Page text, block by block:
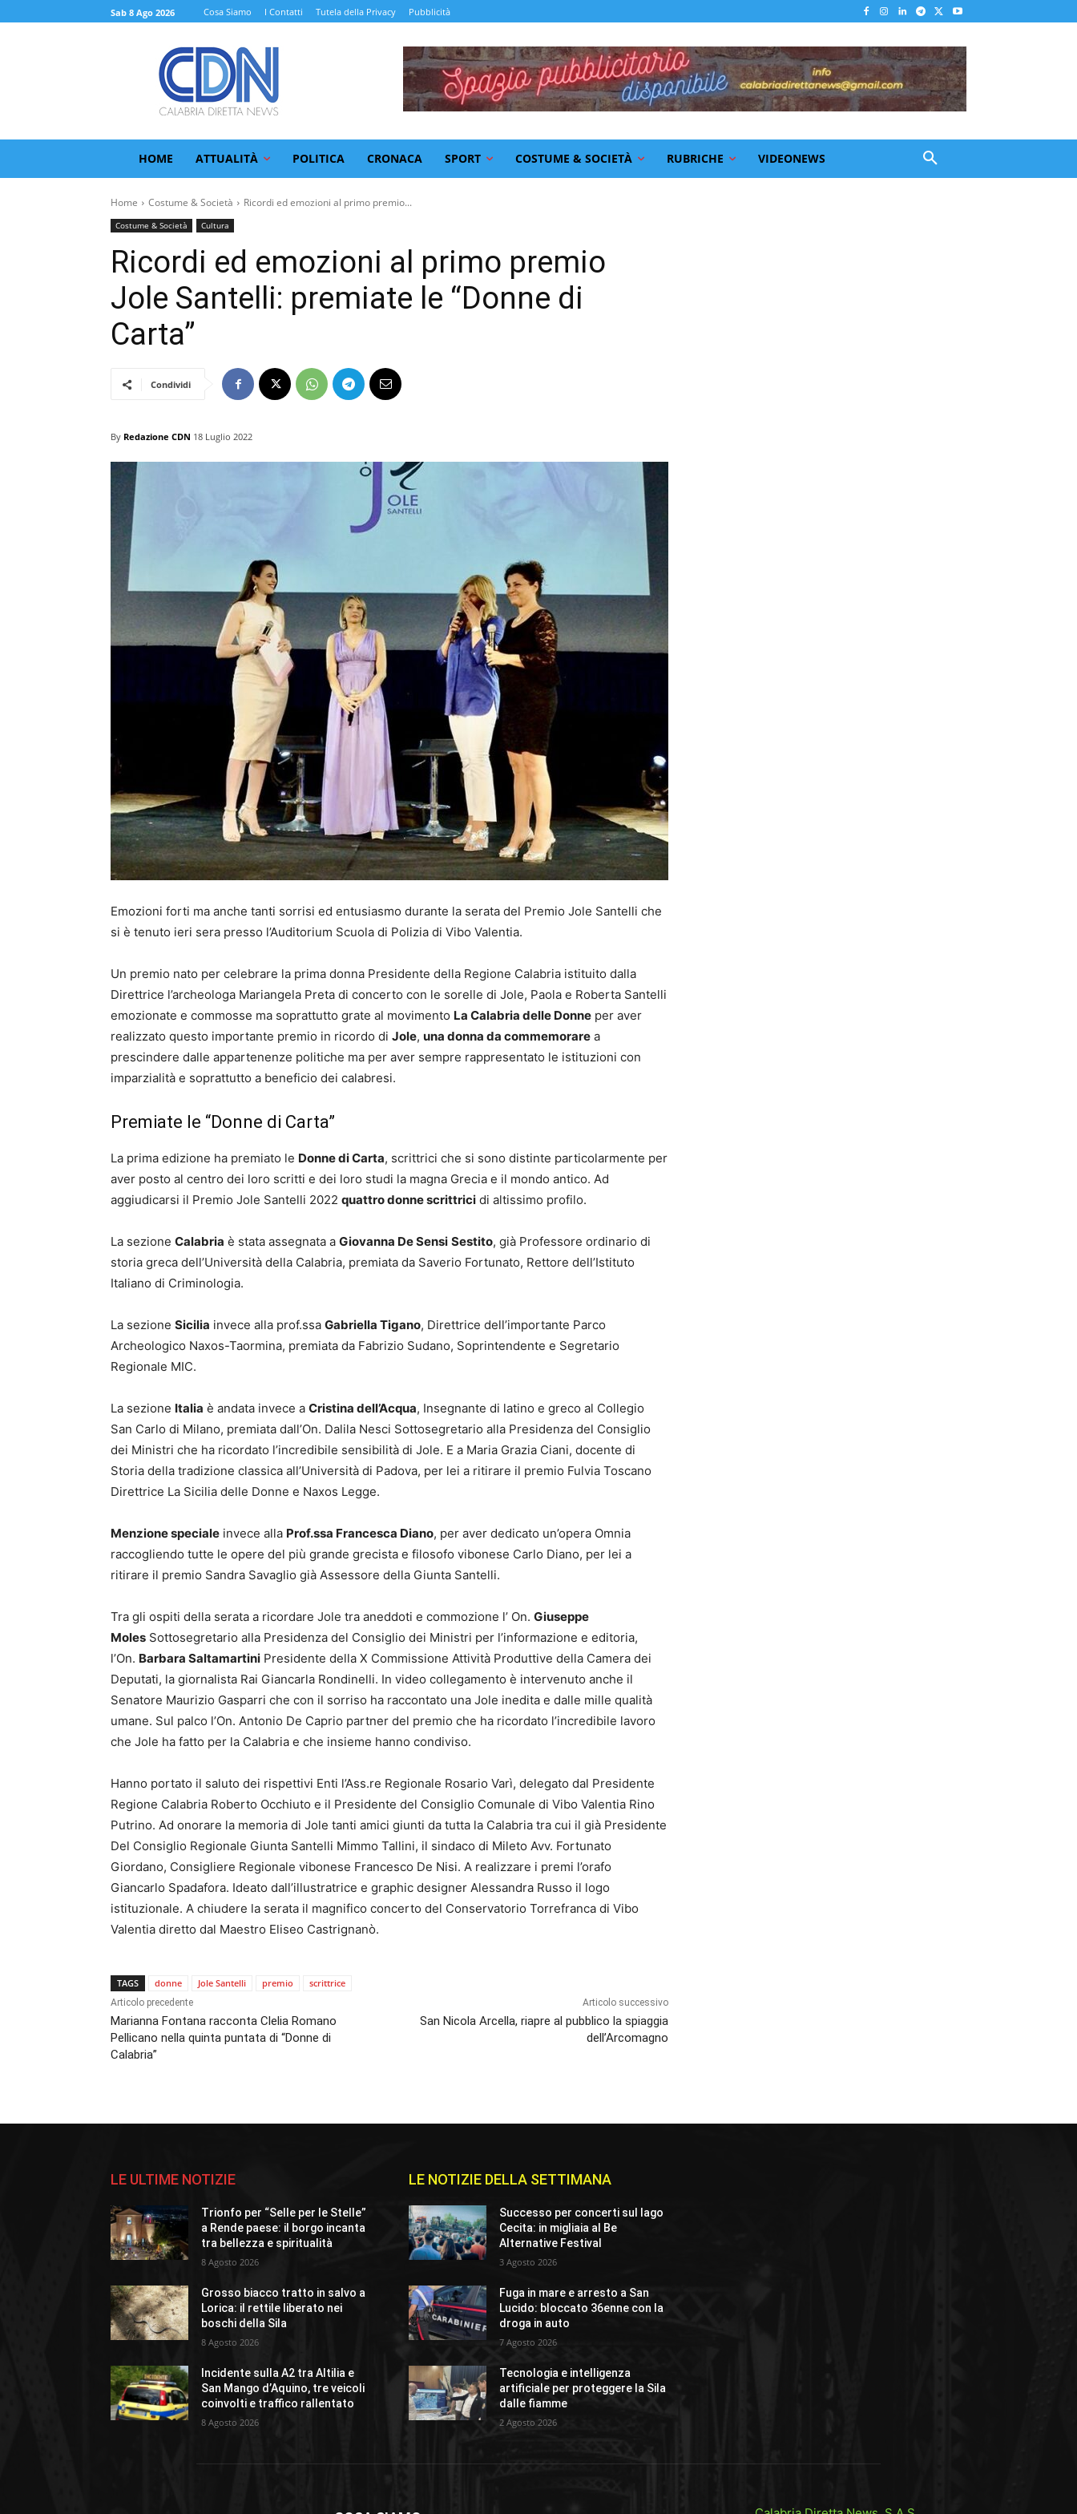
Sab 8 Ago 2026 Cosa Siamo I Contatti Tutela della Privacy Pubblicità
HOME ATTUALITÀ POLITICA CRONACA SPORT COSTUME & SOCIETÀ RUBRICHE VIDEONEWS
Home Costume & Società Ricordi ed emozioni al primo premio...
Costume & Società Cultura
Ricordi ed emozioni al primo premio
Jole Santelli: premiate le “Donne di
Carta”
Condividi
By Redazione CDN 18 Luglio 2022
Emozioni forti ma anche tanti sorrisi ed entusiasmo durante la serata del Premio Jole Santelli che
si è tenuto ieri sera presso l’Auditorium Scuola di Polizia di Vibo Valentia.
Un premio nato per celebrare la prima donna Presidente della Regione Calabria istituito dalla
Direttrice l’archeologa Mariangela Preta di concerto con le sorelle di Jole, Paola e Roberta Santelli
emozionate e commosse ma soprattutto grate al movimento La Calabria delle Donne per aver
realizzato questo importante premio in ricordo di Jole, una donna da commemorare a
prescindere dalle appartenenze politiche ma per aver sempre rappresentato le istituzioni con
imparzialità e soprattutto a beneficio dei calabresi.
Premiate le “Donne di Carta”
La prima edizione ha premiato le Donne di Carta, scrittrici che si sono distinte particolarmente per
aver posto al centro dei loro scritti e dei loro studi la magna Grecia e il mondo antico. Ad
aggiudicarsi il Premio Jole Santelli 2022 quattro donne scrittrici di altissimo profilo.
La sezione Calabria è stata assegnata a Giovanna De Sensi Sestito, già Professore ordinario di
storia greca dell’Università della Calabria, premiata da Saverio Fortunato, Rettore dell’Istituto
Italiano di Criminologia.
La sezione Sicilia invece alla prof.ssa Gabriella Tigano, Direttrice dell’importante Parco
Archeologico Naxos-Taormina, premiata da Fabrizio Sudano, Soprintendente e Segretario
Regionale MIC.
La sezione Italia è andata invece a Cristina dell’Acqua, Insegnante di latino e greco al Collegio
San Carlo di Milano, premiata dall’On. Dalila Nesci Sottosegretario alla Presidenza del Consiglio
dei Ministri che ha ricordato l’incredibile sensibilità di Jole. E a Maria Grazia Ciani, docente di
Storia della tradizione classica all’Università di Padova, per lei a ritirare il premio Fulvia Toscano
Direttrice La Sicilia delle Donne e Naxos Legge.
Menzione speciale invece alla Prof.ssa Francesca Diano, per aver dedicato un’opera Omnia
raccogliendo tutte le opere del più grande grecista e filosofo vibonese Carlo Diano, per lei a
ritirare il premio Sandra Savaglio già Assessore della Giunta Santelli.
Tra gli ospiti della serata a ricordare Jole tra aneddoti e commozione l’ On. Giuseppe
Moles Sottosegretario alla Presidenza del Consiglio dei Ministri per l’informazione e editoria,
l’On. Barbara Saltamartini Presidente della X Commissione Attività Produttive della Camera dei
Deputati, la giornalista Rai Giancarla Rondinelli. In video collegamento è intervenuto anche il
Senatore Maurizio Gasparri che con il sorriso ha raccontato una Jole inedita e dalle mille qualità
umane. Sul palco l’On. Antonio De Caprio partner del premio che ha ricordato l’incredibile lavoro
che Jole ha fatto per la Calabria e che insieme hanno condiviso.
Hanno portato il saluto dei rispettivi Enti l’Ass.re Regionale Rosario Varì, delegato dal Presidente
Regione Calabria Roberto Occhiuto e il Presidente del Consiglio Comunale di Vibo Valentia Rino
Putrino. Ad onorare la memoria di Jole tanti amici giunti da tutta la Calabria tra cui il già Presidente
Del Consiglio Regionale Giunta Santelli Mimmo Tallini, il sindaco di Mileto Avv. Fortunato
Giordano, Consigliere Regionale vibonese Francesco De Nisi. A realizzare i premi l’orafo
Giancarlo Spadafora. Ideato dall’illustratrice e graphic designer Alessandra Russo il logo
istituzionale. A chiudere la serata il magnifico concerto del Conservatorio Torrefranca di Vibo
Valentia diretto dal Maestro Eliseo Castrignanò.
TAGS donne Jole Santelli premio scrittrice
Articolo precedente
Marianna Fontana racconta Clelia Romano
Pellicano nella quinta puntata di “Donne di
Calabria”
Articolo successivo
San Nicola Arcella, riapre al pubblico la spiaggia
dell’Arcomagno
LE ULTIME NOTIZIE
Trionfo per “Selle per le Stelle”
a Rende paese: il borgo incanta
tra bellezza e spiritualità
8 Agosto 2026
Grosso biacco tratto in salvo a
Lorica: il rettile liberato nei
boschi della Sila
8 Agosto 2026
Incidente sulla A2 tra Altilia e
San Mango d’Aquino, tre veicoli
coinvolti e traffico rallentato
8 Agosto 2026
LE NOTIZIE DELLA SETTIMANA
Successo per concerti sul lago
Cecita: in migliaia al Be
Alternative Festival
3 Agosto 2026
Fuga in mare e arresto a San
Lucido: bloccato 36enne con la
droga in auto
7 Agosto 2026
Tecnologia e intelligenza
artificiale per proteggere la Sila
dalle fiamme
2 Agosto 2026